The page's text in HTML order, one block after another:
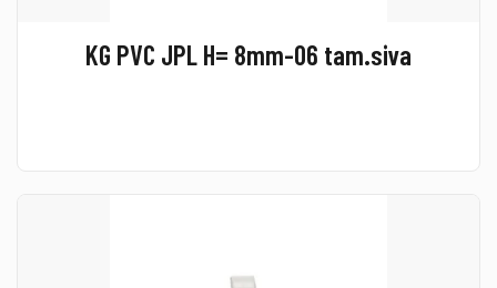
KG PVC JPL H= 8mm-06 tam.siva